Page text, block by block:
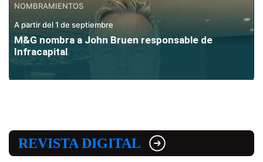
NOMBRAMIENTOS
A partir del 1 de septiembre
M&G nombra a John Bruen responsable de
Infracapital
REVISTA DIGITAL